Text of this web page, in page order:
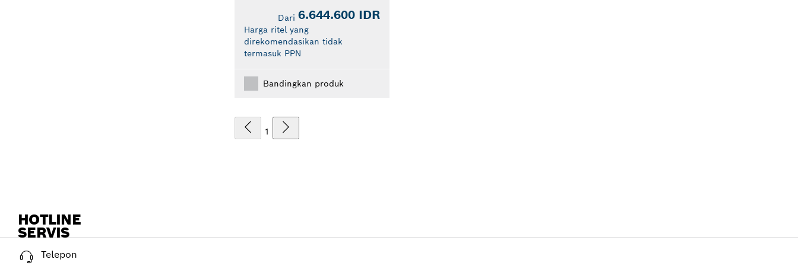
Dari 6.644.600 IDR
Harga ritel yang
direkomendasikan tidak
termasuk PPN
Bandingkan produk
1
HOTLINE
SERVIS
Telepon